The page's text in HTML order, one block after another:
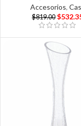
Accesorios,
$819.00 $